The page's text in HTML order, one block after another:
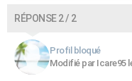
RÉPONSE 2 / 2
Profil bloqué
Modifié par Icare95